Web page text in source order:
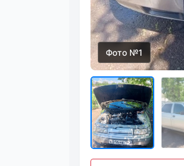
Фото №1